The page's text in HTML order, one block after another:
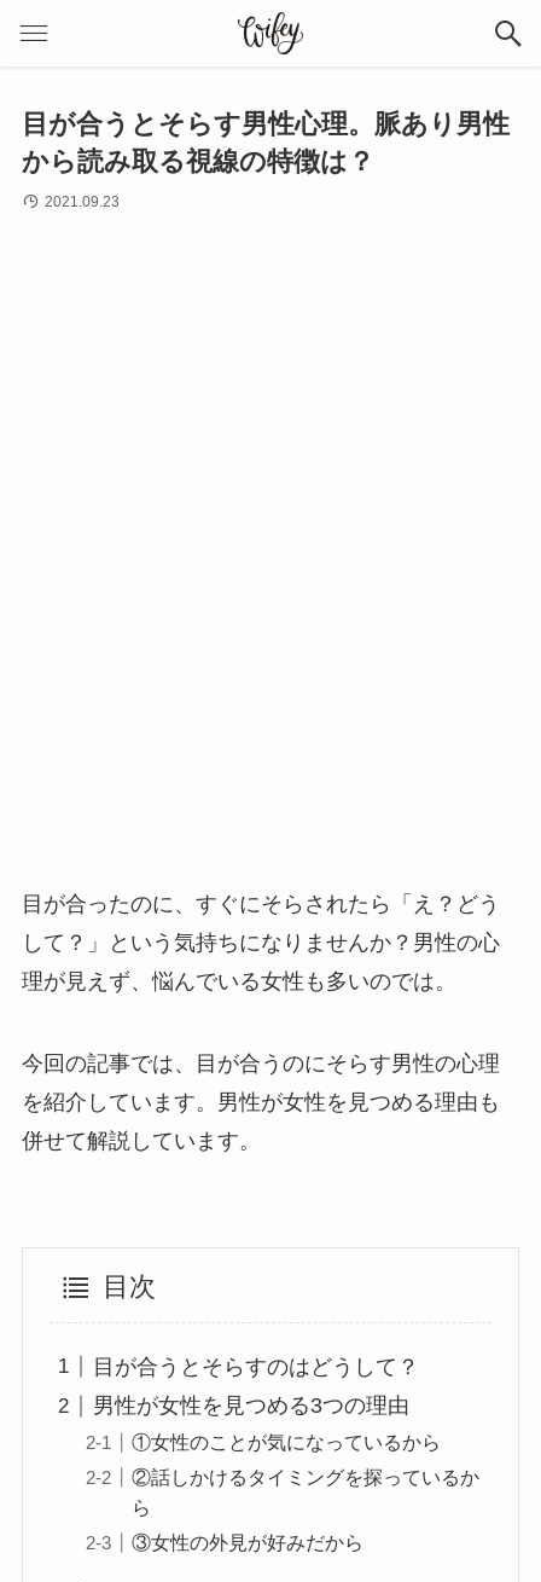
目が合うとそらす男性心理。脈あり男性
から読み取る視線の特徴は？
2021.09.23
目が合ったのに、すぐにそらされたら「え？どう
して？」という気持ちになりませんか？男性の心
理が見えず、悩んでいる女性も多いのでは。
今回の記事では、目が合うのにそらす男性の心理
を紹介しています。男性が女性を見つめる理由も
併せて解説しています。
目次
目が合うとそらすのはどうして？
男性が女性を見つめる3つの理由
①女性のことが気になっているから
②話しかけるタイミングを探っているか
ら
③女性の外見が好みだから